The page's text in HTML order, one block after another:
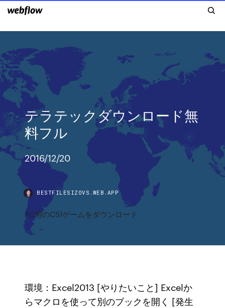
テラテックダウンロード無
料フル
2016/12/20
BESTFILESIZOVS.WEB.APP
PC用のCSIゲームをダウンロード
環境：Excel2013 [やりたいこと] Excelか
らマクロを使って別のブックを開く [発生